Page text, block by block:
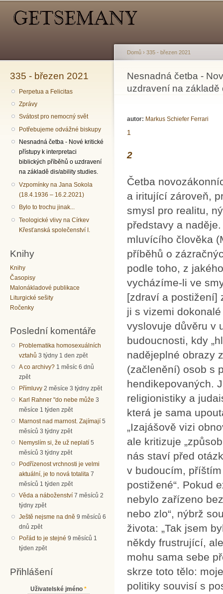
335 - březen 2021
Perpetua a Felicitas
Zprávy
Svátost pro nemocný svět
Potřebujeme odvážné biskupy
Nesnadná četba - Nové kritické
přístupy k interpretaci
biblických příběhů o uzdravení
na základě dis/ability studies.
Vzpomínky na Jana Sokola
(18.4.1936 – 16.2.2021)
Bylo to trochu jinak...
Teologické vlivy na Církev
Křesťanská společenství I.
Knihy
Knihy
Časopisy
Malonákladové publikace
Liturgické sešity
Ročenky
Poslední komentáře
Problematika homosexuálních
vztahů 3 týdny 1 den zpět
A co archivy? 1 měsíc 6 dnů
zpět
Přímluvy 2 měsíce 3 týdny zpět
Karl Rahner "do nebe může 3
měsíce 1 týden zpět
Marnost nad marnost. Zajímají 5
měsíců 3 týdny zpět
Nemyslím si, že už neplatí 5
měsíců 3 týdny zpět
Podřízenost vrchnosti je velmi
aktuální, je to nová totalita 7
měsíců 1 týden zpět
Věda a náboženství 7 měsíců 2
týdny zpět
Ještě nejsme na dně 9 měsíců 6
dnů zpět
Pořád to je stejné 9 měsíců 1
týden zpět
Přihlášení
Uživatelské jméno *
Jste zde
Domů › 335 - březen 2021
Nesnadná četba -
uzdravení na základě
autor: Markus Schiefer Ferrari
1
2
Četba
a iritující zároveň,
smysl pro realitu,
představy a
mluvícího člověka
příběhů o
podle toho, z
vycházíme-li ve
[zdraví a postižení]
ji s vizemi
vyslovuje důvěru v
budoucnosti, kdy
nadějeplné obrazy
(začlenění) osob s
hendikepovaných.
religionistiky a
která je sama
„Izajášově vizi
ale kritizuje
nás staví před
v budoucím,
postižené“. Pokud
nebylo zařízeno
nebo zlo“, nýbrž
života: „Tak jsem
někdy frustrující,
mohu sama sebe
skrze toto tělo:
politiky souvisí s